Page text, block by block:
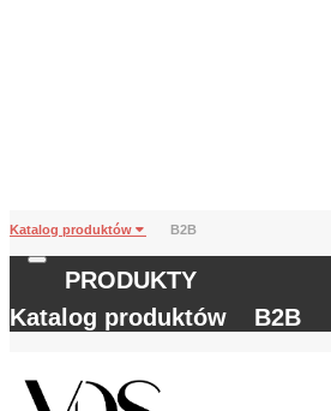
Katalog produktów B2B
PRODUKTY
Katalog produktów
B2B